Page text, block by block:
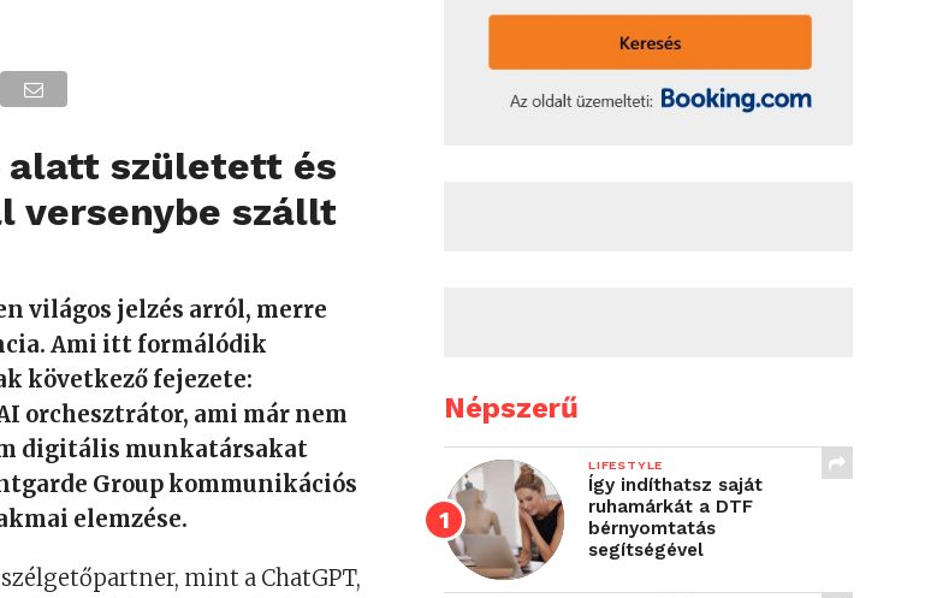
alatt született és
versenybe szállt
világos jelzés arról, merre
Ami itt formálódik
következő fejezete:
orchesztrátor, ami már nem
digitális munkatársakat
Group kommunikációs
elemzése.
mint a ChatGPT,
Népszerű
LIFESTYLE
Így indíthatsz saját
ruhamárkát a DTF
bérnyomtatás
segítségével